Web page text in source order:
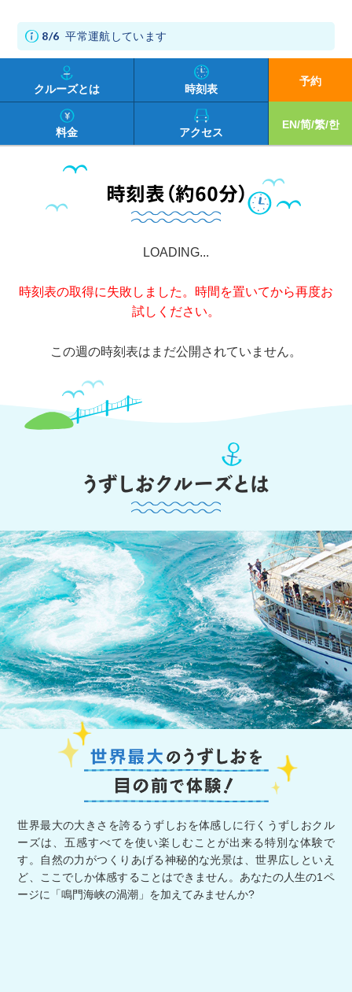
8/6 平常運航しています
クルーズとは 時刻表
料金 アクセス
予約
EN/简/繁/한
LOADING...
時刻表の取得に失敗しました。時間を置いてから再度お
試しください。
この週の時刻表はまだ公開されていません。
世界最大の大きさを誇るうずしおを体感しに行くうずしおクル
ーズは、五感すべてを使い楽しむことが出来る特別な体験で
す。自然の力がつくりあげる神秘的な光景は、世界広しといえ
ど、ここでしか体感することはできません。あなたの人生の1ペ
ージに「鳴門海峡の渦潮」を加えてみませんか?